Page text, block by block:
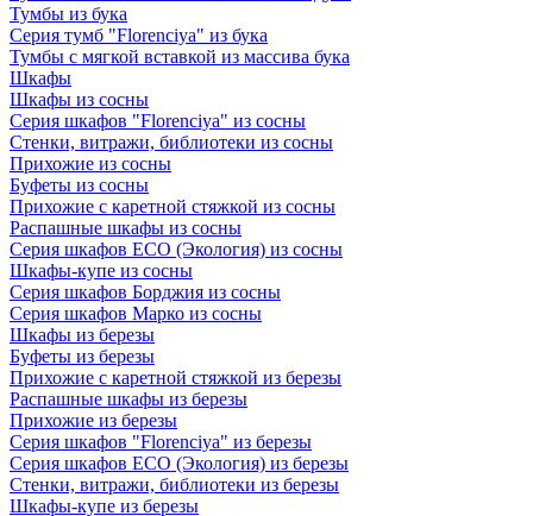
Тумбы из бука
Серия тумб "Florenciya" из бука
Тумбы с мягкой вставкой из массива бука
Шкафы
Шкафы из сосны
Серия шкафов "Florenciya" из сосны
Стенки, витражи, библиотеки из сосны
Прихожие из сосны
Буфеты из сосны
Прихожие с каретной стяжкой из сосны
Распашные шкафы из сосны
Серия шкафов ECO (Экология) из сосны
Шкафы-купе из сосны
Серия шкафов Борджия из сосны
Серия шкафов Марко из сосны
Шкафы из березы
Буфеты из березы
Прихожие с каретной стяжкой из березы
Распашные шкафы из березы
Прихожие из березы
Серия шкафов "Florenciya" из березы
Серия шкафов ECO (Экология) из березы
Стенки, витражи, библиотеки из березы
Шкафы-купе из березы